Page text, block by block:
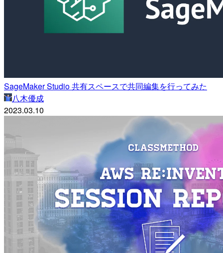
SageMaker Studio 共有スペースで共同編集を行ってみた
八木優成
2023.03.10